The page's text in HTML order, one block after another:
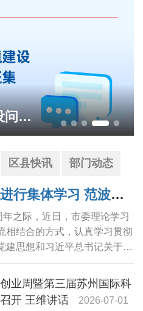
影响营商环境建设问题线索征集
区县快讯 部门动态
市委理论学习中心组进行集体学习 范波主持并讲话
之际，近日，市委理论学习
相结合的方式，认真学习贯彻
建思想和习近平总书记关于党
信念、砥砺初心使命，扛牢管
领高质量发展...
业周暨第三届苏州国际科
开 王维讲话
2026-07-01